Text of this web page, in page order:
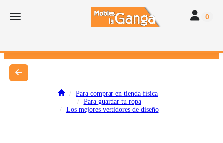
Toggle navigation Toggle
0
Para comprar en tienda física
Para guardar tu ropa
Los mejores vestidores de diseño